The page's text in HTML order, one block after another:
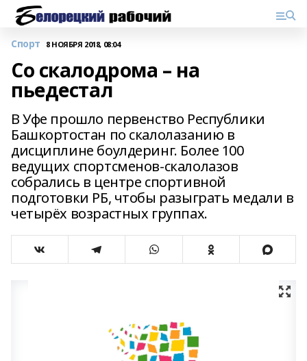
Спорт 8 НОЯБРЯ 2018, 08:04
Со скалодрома – на
пьедестал
В Уфе прошло первенство Республики
Башкортостан по скалолазанию в
дисциплине боулдеринг. Более 100
ведущих спортсменов-скалолазов
собрались в центре спортивной
подготовки РБ, чтобы разыграть медали в
четырёх возрастных группах.